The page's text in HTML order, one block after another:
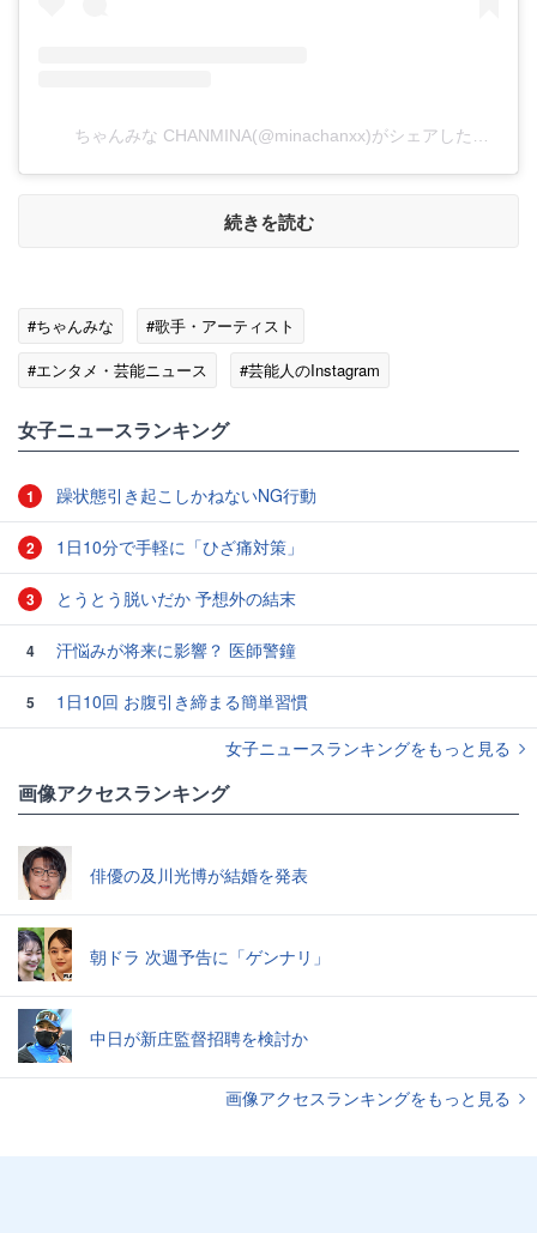
続きを読む
#ちゃんみな
#歌手・アーティスト
#エンタメ・芸能ニュース
#芸能人のInstagram
女子ニュースランキング
1 躁状態引き起こしかねないNG行動
2 1日10分で手軽に「ひざ痛対策」
3 とうとう脱いだか 予想外の結末
4 汗悩みが将来に影響？ 医師警鐘
5
1日10回 お腹引き締まる簡単習慣
女子ニュースランキングをもっと見る
画像アクセスランキング
俳優の及川光博が結婚を発表
朝ドラ 次週予告に「ゲンナリ」
中日が新庄監督招聘を検討か
画像アクセスランキングをもっと見る